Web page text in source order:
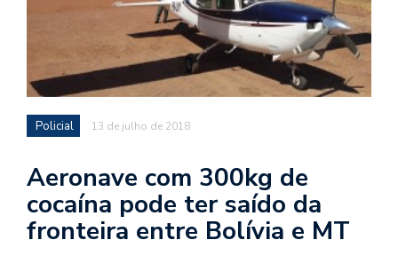
Policial 13 de julho de 2018
Aeronave com 300kg de
cocaína pode ter saído da
fronteira entre Bolívia e MT